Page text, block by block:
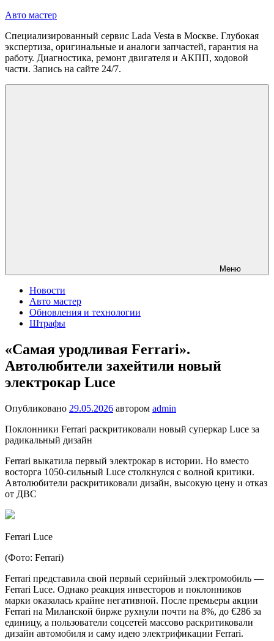
Перейти
содержимому
Авто мастер
Специализированный сервис Lada Vesta в Москве. Глубокая
экспертиза, оригинальные и аналоги запчастей, гарантия на
работу. Диагностика, ремонт двигателя и АКПП, ходовой
части. Запись на сайте 24/7.
Меню
Новости
Авто мастер
Обновления и технологии
Штрафы
«Самая уродливая Ferrari».
Автолюбители захейтили новый
электрокар Luce
Опубликовано 29.05.2026 автором admin
Поклонники Ferrari раскритиковали новый суперкар Luce за
радикальный дизайн
Ferrari выкатила первый электрокар в истории. Но вместо
восторга 1050-сильный Luce столкнулся с волной критики.
Автолюбители раскритиковали дизайн, высокую цену и отказ
от ДВС
Ferrari Luce
(Фото: Ferrari)
Ferrari представила свой первый серийный электромобиль —
Ferrari Luce. Однако реакция инвесторов и поклонников
марки оказалась крайне негативной. После премьеры акции
Ferrari на Миланской бирже рухнули почти на 8%, до €286 за
единицу, а пользователи соцсетей массово раскритиковали
дизайн автомобиля и саму идею электрификации Ferrari.